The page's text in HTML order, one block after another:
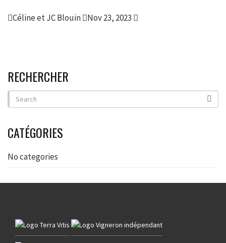
Céline et JC Blouin Nov 23, 2023
RECHERCHER
CATÉGORIES
No categories